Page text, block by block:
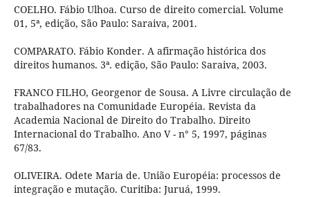
COELHO. Fábio Ulhoa. Curso de direito comercial. Volume
01, 5ª, edição, São Paulo: Saraiva, 2001.
COMPARATO. Fábio Konder. A afirmação histórica dos
direitos humanos. 3ª. edição, São Paulo: Saraiva, 2003.
FRANCO FILHO, Georgenor de Sousa. A Livre circulação de
trabalhadores na Comunidade Européia. Revista da
Academia Nacional de Direito do Trabalho. Direito
Internacional do Trabalho. Ano V - n° 5, 1997, páginas
67/83.
OLIVEIRA. Odete Maria de. União Européia: processos de
integração e mutação. Curitiba: Juruá, 1999.